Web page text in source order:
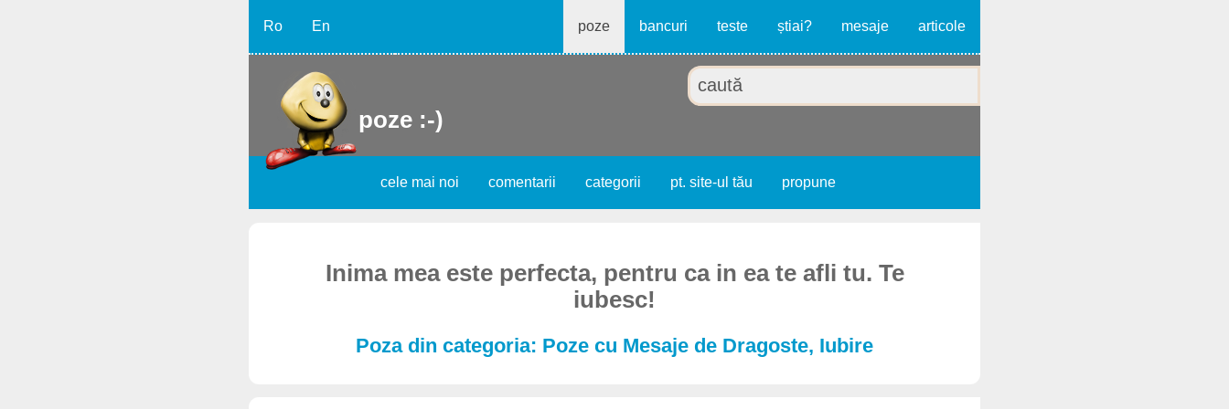
Ro En poze bancuri teste știai? mesaje articole
poze :-)
cele mai noi comentarii categorii pt. site-ul tău propune
Inima mea este perfecta, pentru ca in ea te afli tu. Te
iubesc!
Poza din categoria: Poze cu Mesaje de Dragoste, Iubire